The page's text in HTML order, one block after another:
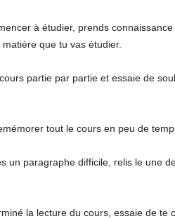
à étudier, prends
que tu vas étudier.
partie par partie et essaie de
tout le cours en peu de
un paragraphe difficile, relis le une
la lecture du cours, essaie de te